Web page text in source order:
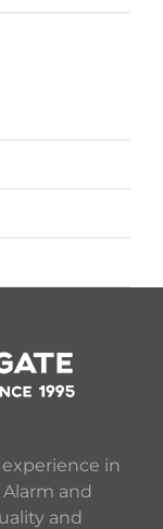
in
and
and